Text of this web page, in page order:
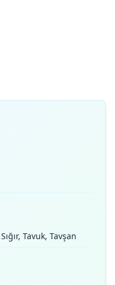
Tavuk, Tavşan